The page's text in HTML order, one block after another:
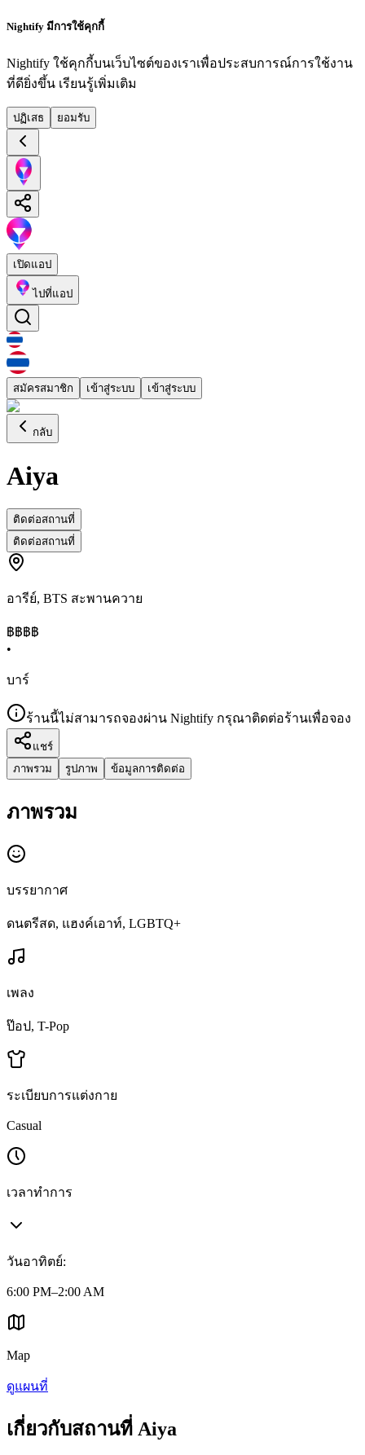
Nightify มีการใช้คุกกี้
Nightify ใช้คุกกี้บนเว็บไซต์ของเราเพื่อประสบการณ์การใช้งาน
ที่ดียิ่งขึ้น เรียนรู้เพิ่มเติม
ปฏิเสธ ยอมรับ
เปิดแอป
ไปที่แอป
สมัครสมาชิก เข้าสู่ระบบ เข้าสู่ระบบ
กลับ
Aiya
ติดต่อสถานที่
ติดต่อสถานที่
อารีย์, BTS สะพานควาย
฿฿฿฿
•
บาร์
ร้านนี้ไม่สามารถจองผ่าน Nightify กรุณาติดต่อร้านเพื่อจอง
แชร์
ภาพรวม
รูปภาพ ข้อมูลการติดต่อ
ภาพรวม
บรรยากาศ
ดนตรีสด, แฮงค์เอาท์, LGBTQ+
เพลง
ป๊อป, T-Pop
ระเบียบการแต่งกาย
Casual
เวลาทำการ
วันอาทิตย์:
6:00 PM–2:00 AM
Map
ดูแผนที่
เกี่ยวกับสถานที่ Aiya